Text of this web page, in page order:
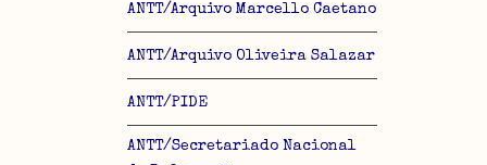
ANTT/Arquivo Marcello Caetano
ANTT/Arquivo Oliveira Salazar
ANTT/PIDE
ANTT/Secretariado Nacional